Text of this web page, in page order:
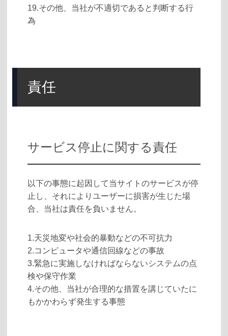
19.その他、当社が不適切であると判断する行
為
責任
サービス停止に関する責任
以下の事態に起因して当サイトのサービスが停
止し、それによりユーザーに損害が生じた場
合、当社は責任を負いません。
1.天災地変や社会的暴動などの不可抗力
2.コンピュータや通信回線などの事故
3.緊急に実施しなければならないシステムの点
検や保守作業
4.その他、当社が合理的な措置を講じていたに
もかかわらず発生する事態